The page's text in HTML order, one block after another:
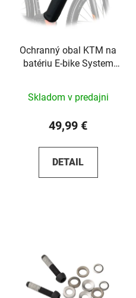
Ochranný obal KTM na
batériu E-bike System
Skladom v predajni
49,99 €
DETAIL